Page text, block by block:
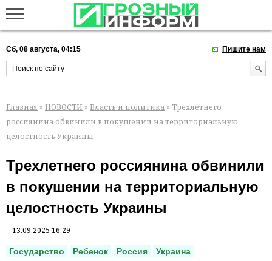
Сб, 08 августа, 04:15 Пишите нам
Главная » НОВОСТИ » Власть и политика » Трехлетнего
россиянина обвинили в покушении на территориальную
целостность Украины
Трехлетнего россиянина обвинили
в покушении на территориальную
целостность Украины
13.09.2025 16:29
Государство Ребенок Россия Украина